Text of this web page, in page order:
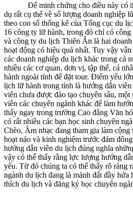
Để minh chứng cho điều này có
dụ rất cụ thể về số lượng doanh nghiệp
theo con số thống kê của Tổng cục du
16 công ty lữ hành, trong đó chỉ có
và công ty du lịch Thiên Ân là hai
hoạt động có hiệu quả nhất. Tuy vậy
các doanh nghiệp du lịch khác trong cả
nhiều các cơ quan, đơn vị, tập thể, cá
hành ngoài tỉnh để đặt tour. Điểm yếu
lịch lữ hành trong tỉnh là hướng dẫn viên
viên chưa được đào tạo chuyên sâu, một
viên các chuyên ngành khác để làm
thấy ngay trong trường Cao đẳng Văn
có rất nhiều các bạn học sinh chuyên
Chèo, Âm nhạc đang tham gia làm cộng
hoạt náo và kinh nghiệm trước đám
hướng dẫn viên du lịch đúng nghĩa
vậy có thể thấy rằng lực lượng hướng
yếu. Từ đó chúng ta có thể thấy rõ ràng
ngành du lịch đang là mảnh đất đầy hứa
thích du lịch và đăng ký học chuyên